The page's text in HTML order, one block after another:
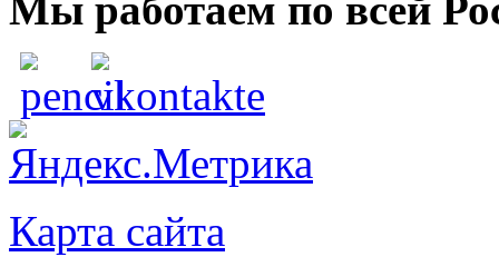
Мы работаем по всей
Карта сайта